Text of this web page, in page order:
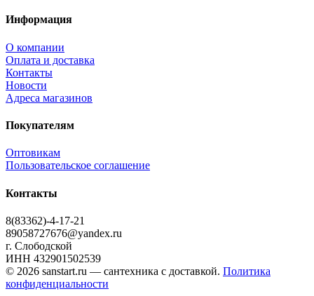
Информация
О компании
Оплата и доставка
Контакты
Новости
Адреса магазинов
Покупателям
Оптовикам
Пользовательское соглашение
Контакты
8(83362)-4-17-21
89058727676@yandex.ru
г. Слободской
ИНН 432901502539
© 2026 sanstart.ru — сантехника с доставкой. Политика
конфиденциальности